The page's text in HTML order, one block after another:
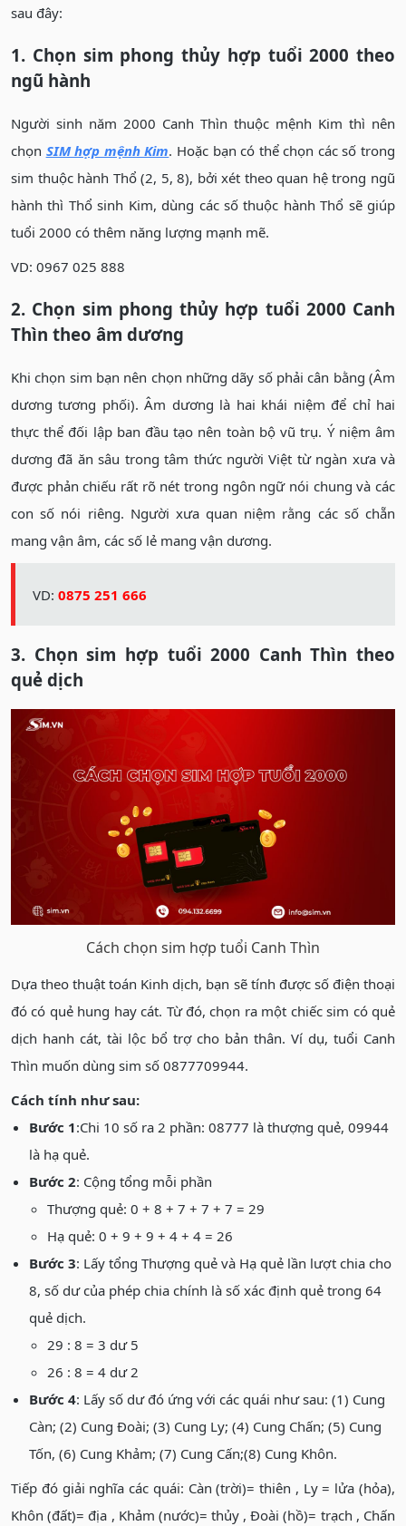
sau đây:
1. Chọn sim phong thủy hợp tuổi 2000 theo
ngũ hành
Người sinh năm 2000 Canh Thìn thuộc mệnh Kim thì nên
chọn SIM hợp mệnh Kim. Hoặc bạn có thể chọn các số trong
sim thuộc hành Thổ (2, 5, 8), bởi xét theo quan hệ trong ngũ
hành thì Thổ sinh Kim, dùng các số thuộc hành Thổ sẽ giúp
tuổi 2000 có thêm năng lượng mạnh mẽ.
VD: 0967 025 888
2. Chọn sim phong thủy hợp tuổi 2000 Canh
Thìn theo âm dương
Khi chọn sim bạn nên chọn những dãy số phải cân bằng (Âm
dương tương phối). Âm dương là hai khái niệm để chỉ hai
thực thể đối lập ban đầu tạo nên toàn bộ vũ trụ. Ý niệm âm
dương đã ăn sâu trong tâm thức người Việt từ ngàn xưa và
được phản chiếu rất rõ nét trong ngôn ngữ nói chung và các
con số nói riêng. Người xưa quan niệm rằng các số chẵn
mang vận âm, các số lẻ mang vận dương.
VD:0875 251 666
3. Chọn sim hợp tuổi 2000 Canh Thìn theo
quẻ dịch
Cách chọn sim hợp tuổi Canh Thìn
Dựa theo thuật toán Kinh dịch, bạn sẽ tính được số điện thoại
đó có quẻ hung hay cát. Từ đó, chọn ra một chiếc sim có quẻ
dịch hanh cát, tài lộc bổ trợ cho bản thân. Ví dụ, tuổi Canh
Thìn muốn dùng sim số 0877709944.
Cách tính như sau:
Bước 1:Chi 10 số ra 2 phần: 08777 là thượng quẻ, 09944
là hạ quẻ.
Bước 2: Cộng tổng mỗi phần
Thượng quẻ: 0 + 8 + 7 + 7 + 7 = 29
Hạ quẻ: 0 + 9 + 9 + 4 + 4 = 26
Bước 3: Lấy tổng Thượng quẻ và Hạ quẻ lần lượt chia cho
8, số dư của phép chia chính là số xác định quẻ trong 64
quẻ dịch.
29 : 8 = 3 dư 5
26 : 8 = 4 dư 2
Bước 4: Lấy số dư đó ứng với các quái như sau: (1) Cung
Càn; (2) Cung Đoài; (3) Cung Ly; (4) Cung Chấn; (5) Cung
Tốn, (6) Cung Khảm; (7) Cung Cấn;(8) Cung Khôn.
Tiếp đó giải nghĩa các quái: Càn (trời)= thiên , Ly = lửa (hỏa),
Khôn (đất)= địa , Khảm (nước)= thủy , Đoài (hồ)= trạch , Chấn